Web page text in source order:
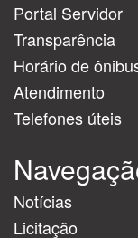
Portal Servidor
Transparência
Horário de
Atendimento
Telefones úteis
Notícias
Licitação